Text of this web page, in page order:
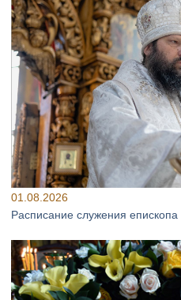
01.08.2026
Расписание служения епископа